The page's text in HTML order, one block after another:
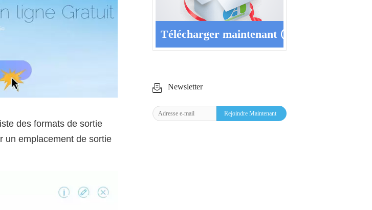
des formats de sortie
un emplacement de sortie
Télécharger maintenant
Newsletter
Rejoindre Maintenant